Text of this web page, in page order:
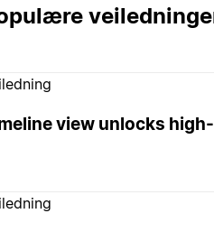
view unlocks